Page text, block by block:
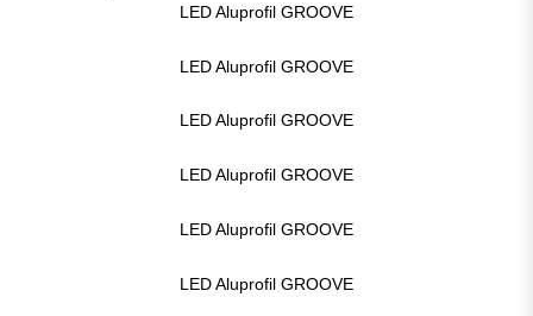
LED Aluprofil GROOVE
LED Aluprofil GROOVE
LED Aluprofil GROOVE
LED Aluprofil GROOVE
LED Aluprofil GROOVE
LED Aluprofil GROOVE